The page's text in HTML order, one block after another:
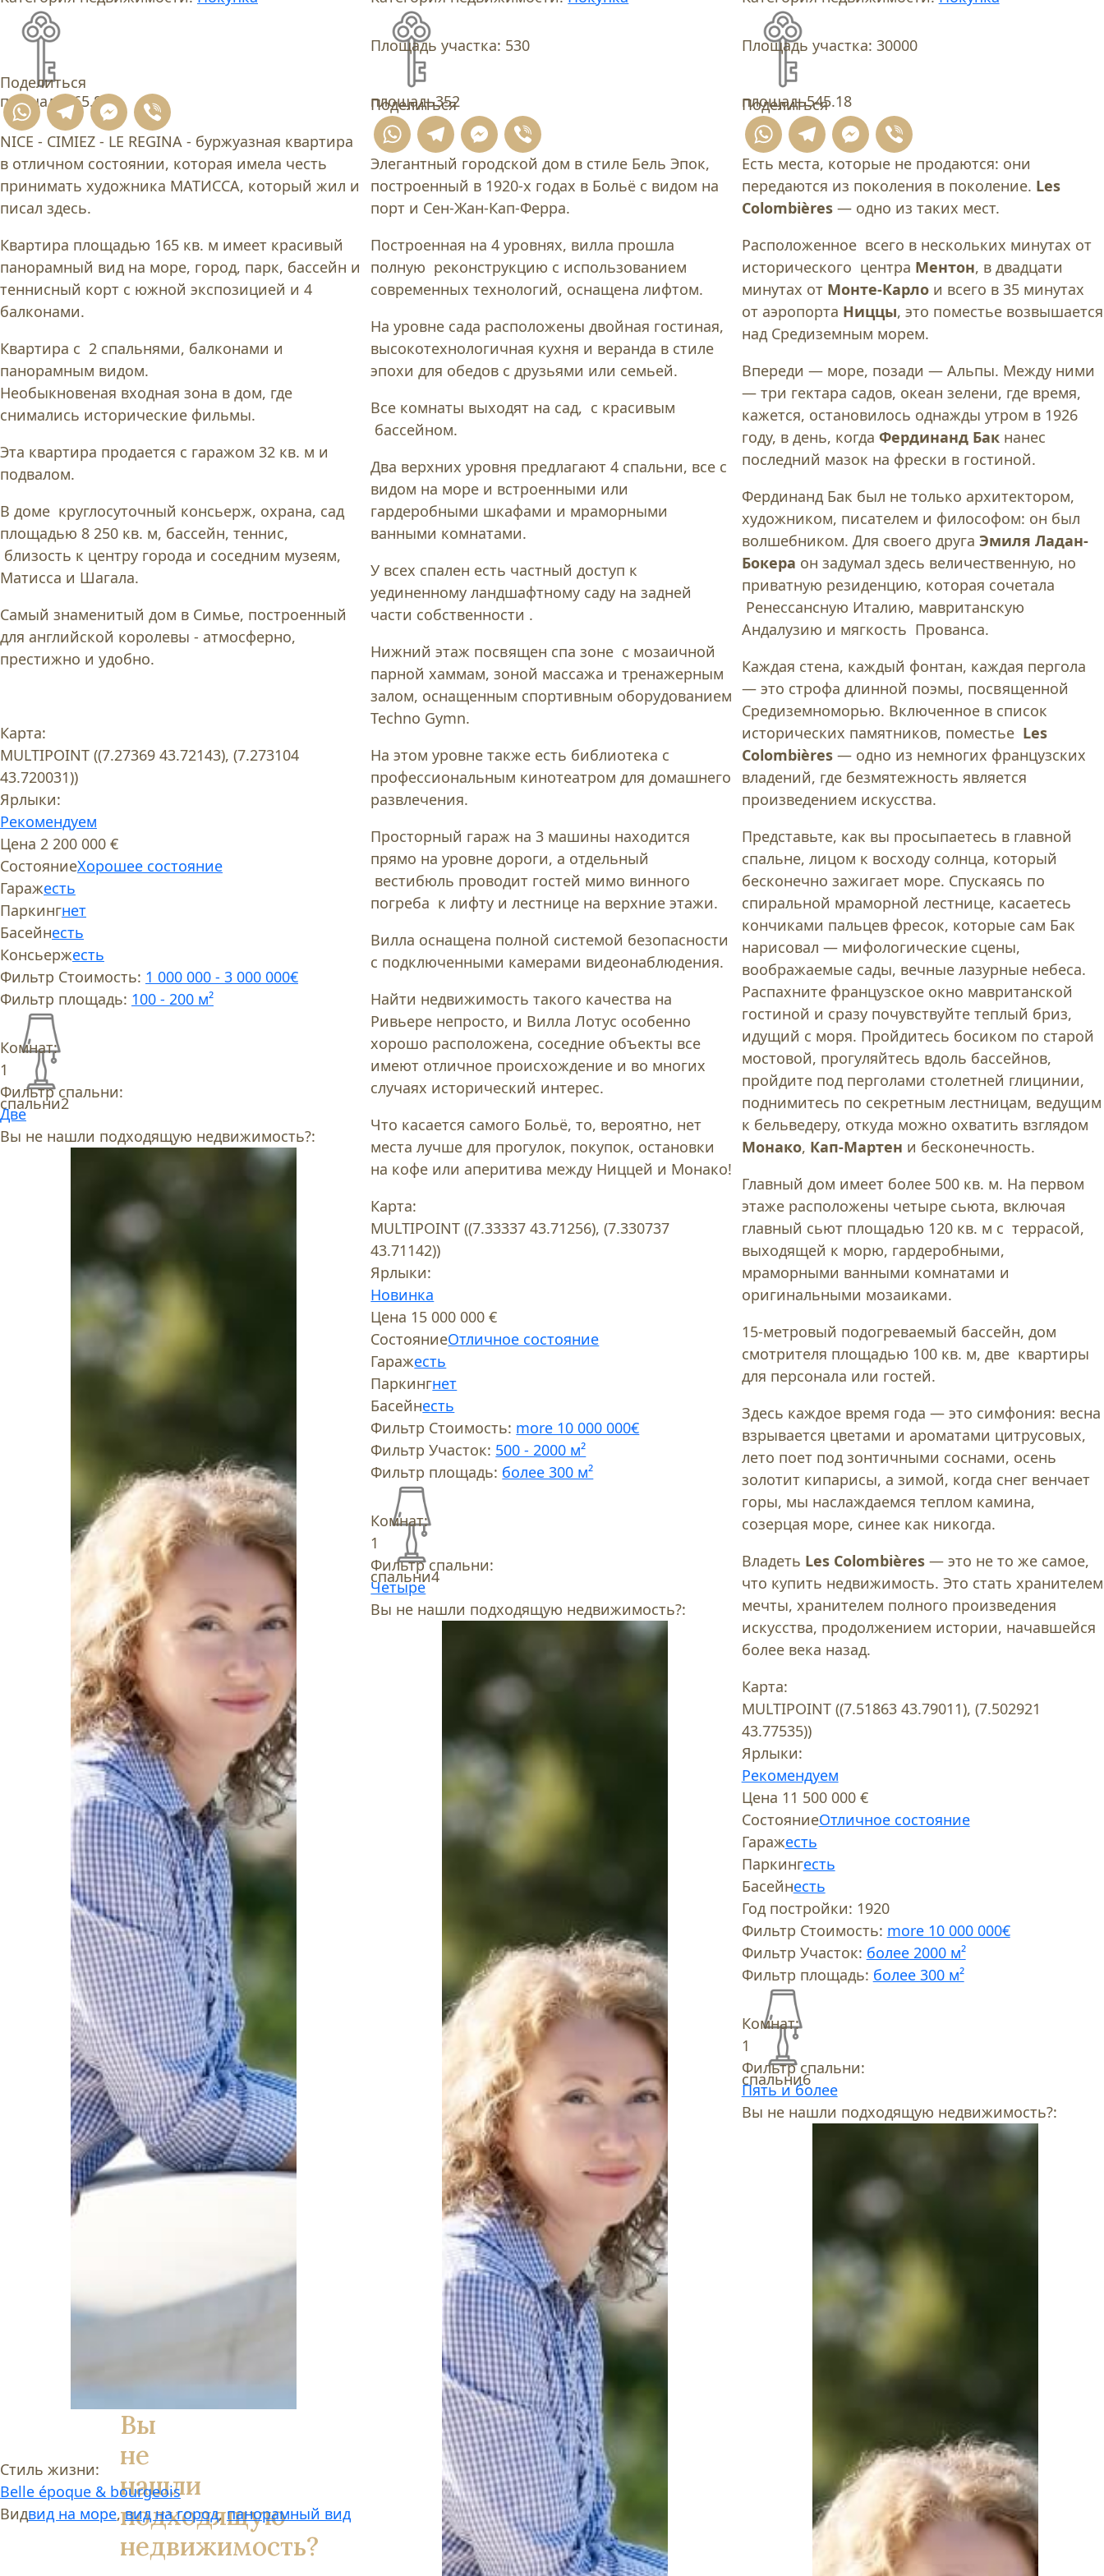
площадь165.8
Поделиться
WhatsApp
Telegram
Messenger
NICE - CIMIEZ - LE REGINA - буржуазная квартира
в отличном состоянии, которая имела честь
принимать художника МАТИССА, который жил и
писал здесь.
Квартира площадью 165 кв. м имеет красивый
панорамный вид на море, город, парк, бассейн и
теннисный корт с южной экспозицией и 4
балконами.
Квартира с 2 спальнями, балконами и
панорамным видом.
Необыкновеная входная зона в дом, где
снимались исторические фильмы.
Эта квартира продается с гаражом 32 кв. м и
подвалом.
В доме круглосуточный консьерж, охрана, сад
площадью 8 250 кв. м, бассейн, теннис,
близость к центру города и соседним музеям,
Матисса и Шагала.
Самый знаменитый дом в Симье, построенный
для английской королевы - атмосферно,
престижно и удобно.
Карта:
MULTIPOINT ((7.27369 43.72143), (7.273104
43.720031))
Ярлыки:
Рекомендуем
Цена 2 200 000 €
СостояниеХорошее состояние
Гаражесть
Паркингнет
Басейнесть
Консьержесть
Фильтр Стоимость: 1 000 000 - 3 000 000€
Фильтр площадь: 100 - 200 м²
спальни2
Комнат:
1
Фильтр спальни:
Две
Вы не нашли подходящую недвижимость?:
Вы
не
нашли
подходящую
недвижимость?
Стиль жизни:
Belle époque & bourgeois
Видвид на море,вид на город,панорамный вид
площадь352
Площадь участка: 530
Поделиться
WhatsApp
Telegram
Messenger
Элегантный городской дом в стиле Бель Эпок,
построенный в 1920-х годах в Больё с видом на
порт и Сен-Жан-Кап-Ферра.
Построенная на 4 уровнях, вилла прошла
полную реконструкцию с использованием
современных технологий, оснащена лифтом.
На уровне сада расположены двойная гостиная,
высокотехнологичная кухня и веранда в стиле
эпохи для обедов с друзьями или семьей.
Все комнаты выходят на сад, с красивым
бассейном.
Два верхних уровня предлагают 4 спальни, все с
видом на море и встроенными или
гардеробными шкафами и мраморными
ванными комнатами.
У всех спален есть частный доступ к
уединенному ландшафтному саду на задней
части собственности .
Нижний этаж посвящен спа зоне с мозаичной
парной хаммам, зоной массажа и тренажерным
залом, оснащенным спортивным оборудованием
Techno Gymn.
На этом уровне также есть библиотека с
профессиональным кинотеатром для домашнего
развлечения.
Просторный гараж на 3 машины находится
прямо на уровне дороги, а отдельный
вестибюль проводит гостей мимо винного
погреба к лифту и лестнице на верхние этажи.
Вилла оснащена полной системой безопасности
с подключенными камерами видеонаблюдения.
Найти недвижимость такого качества на
Ривьере непросто, и Вилла Лотус особенно
хорошо расположена, соседние объекты все
имеют отличное происхождение и во многих
случаях исторический интерес.
Что касается самого Больё, то, вероятно, нет
места лучше для прогулок, покупок, остановки
на кофе или аперитива между Ниццей и Монако!
Карта:
MULTIPOINT ((7.33337 43.71256), (7.330737
43.71142))
Ярлыки:
Новинка
Цена 15 000 000 €
СостояниеОтличное состояние
Гаражесть
Паркингнет
Басейнесть
Фильтр Стоимость: more 10 000 000€
Фильтр Участок: 500 - 2000 м²
Фильтр площадь: более 300 м²
спальни4
Комнат:
1
Фильтр спальни:
Четыре
Вы не нашли подходящую недвижимость?:
площадь545.18
Площадь участка: 30000
Поделиться
WhatsApp
Telegram
Messenger
Есть места, которые не продаются: они
передаются из поколения в поколение. Les
Colombières— одно из таких мест.
Расположенное всего в нескольких минутах от
исторического центра Ментон, в двадцати
минутах от Монте-Карлои всего в 35 минутах
от аэропорта Ниццы, это поместье возвышается
над Средиземным морем.
Впереди — море, позади — Альпы. Между ними
— три гектара садов, океан зелени, где время,
кажется, остановилось однажды утром в 1926
году, в день, когда Фердинанд Бакнанес
последний мазок на фрески в гостиной.
Фердинанд Бак был не только архитектором,
художником, писателем и философом: он был
волшебником. Для своего друга Эмиля Ладан-
Бокера он задумал здесь величественную, но
приватную резиденцию, которая сочетала
Ренессансную Италию, мавританскую
Андалузию и мягкость Прованса.
Каждая стена, каждый фонтан, каждая пергола
— это строфа длинной поэмы, посвященной
Средиземноморью. Включенное в список
исторических памятников, поместье Les
Colombières— одно из немногих французских
владений, где безмятежность является
произведением искусства.
Представьте, как вы просыпаетесь в главной
спальне, лицом к восходу солнца, который
бесконечно зажигает море. Спускаясь по
спиральной мраморной лестнице, касаетесь
кончиками пальцев фресок, которые сам Бак
нарисовал — мифологические сцены,
воображаемые сады, вечные лазурные небеса.
Распахните французское окно мавританской
гостиной и сразу почувствуйте теплый бриз,
идущий с моря. Пройдитесь босиком по старой
мостовой, прогуляйтесь вдоль бассейнов,
пройдите под перголами столетней глицинии,
поднимитесь по секретным лестницам, ведущим
к бельведеру, откуда можно охватить взглядом
Монако, Кап-Мартен и бесконечность.
Главный дом имеет более 500 кв. м. На первом
этаже расположены четыре сьюта, включая
главный сьют площадью 120 кв. м с террасой,
выходящей к морю, гардеробными,
мраморными ванными комнатами и
оригинальными мозаиками.
15-метровый подогреваемый бассейн, дом
смотрителя площадью 100 кв. м, две квартиры
для персонала или гостей.
Здесь каждое время года — это симфония: весна
взрывается цветами и ароматами цитрусовых,
лето поет под зонтичными соснами, осень
золотит кипарисы, а зимой, когда снег венчает
горы, мы наслаждаемся теплом камина,
созерцая море, синее как никогда.
Владеть Les Colombières— это не то же самое,
что купить недвижимость. Это стать хранителем
мечты, хранителем полного произведения
искусства, продолжением истории, начавшейся
более века назад.
Карта:
MULTIPOINT ((7.51863 43.79011), (7.502921
43.77535))
Ярлыки:
Рекомендуем
Цена 11 500 000 €
СостояниеОтличное состояние
Гаражесть
Паркингесть
Басейнесть
Год постройки: 1920
Фильтр Стоимость: more 10 000 000€
Фильтр Участок: более 2000 м²
Фильтр площадь: более 300 м²
спальни6
Комнат:
1
Фильтр спальни:
Пять и более
Вы не нашли подходящую недвижимость?: